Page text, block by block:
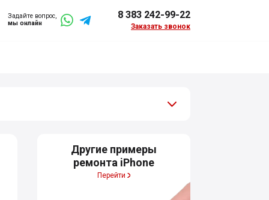
Задайте вопрос,
мы онлайн
8 383 242-99-22
Заказать звонок
Другие примеры
ремонта iPhone
Перейти